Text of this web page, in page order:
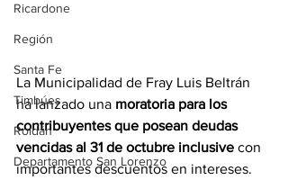
Ricardone
Región
Santa Fe
Timbúes
Roldán
Departamento San Lorenzo
La Municipalidad de Fray Luis Beltrán
ha lanzado una moratoria para los
contribuyentes que posean deudas
vencidas al 31 de octubre inclusive con
importantes descuentos en intereses.